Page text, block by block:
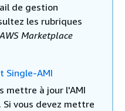
de gestion
les rubriques
Marketplace
Single-AMI
mettre à jour l'AMI
vous devez mettre